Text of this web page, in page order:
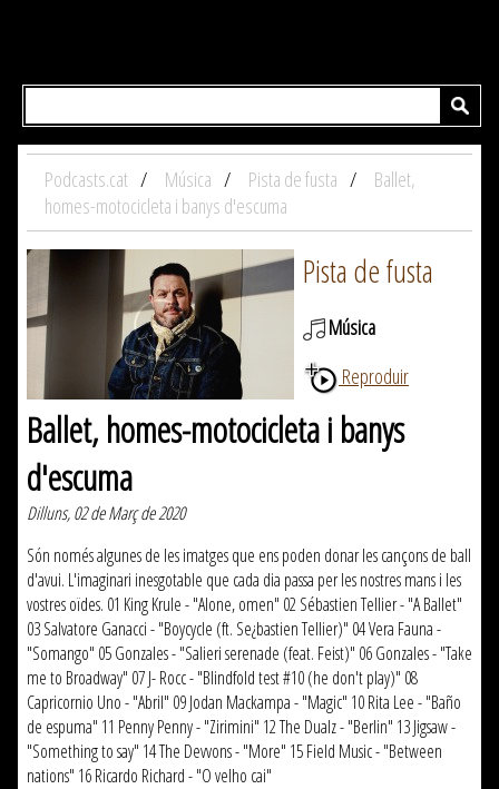
Podcasts.cat Música Pista de fusta
Ballet,
homes-motocicleta i banys d'escuma
Pista de fusta
Música
Reproduir
Ballet, homes-motocicleta i banys
d'escuma
Dilluns, 02 de Març de 2020
Són només algunes de les imatges que ens poden donar les cançons de ball
d'avui. L'imaginari inesgotable que cada dia passa per les nostres mans i les
vostres oïdes. 01 King Krule - "Alone, omen" 02 Sébastien Tellier - "A Ballet"
03 Salvatore Ganacci - "Boycycle (ft. Se¿bastien Tellier)" 04 Vera Fauna -
"Somango" 05 Gonzales - "Salieri serenade (feat. Feist)" 06 Gonzales - "Take
me to Broadway" 07 J- Rocc - "Blindfold test #10 (he don't play)" 08
Capricornio Uno - "Abril" 09 Jodan Mackampa - "Magic" 10 Rita Lee - "Baño
de espuma" 11 Penny Penny - "Zirimini" 12 The Dualz - "Berlin" 13 Jigsaw -
"Something to say" 14 The Devvons - "More" 15 Field Music - "Between
nations" 16 Ricardo Richard - "O velho cai"